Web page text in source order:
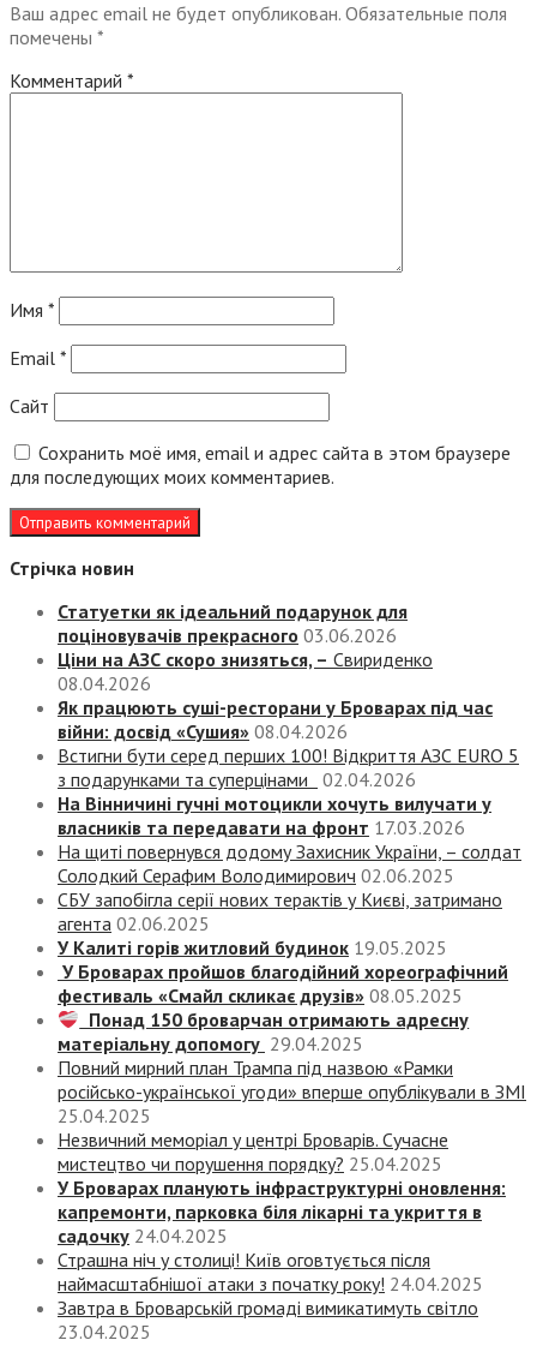
Ваш адрес email не будет опубликован. Обязательные поля
помечены *
Комментарий *
Имя *
Email *
Сайт
Сохранить моё имя, email и адрес сайта в этом браузере
для последующих моих комментариев.
Стрічка новин
Статуетки як ідеальний подарунок для
поціновувачів прекрасного 03.06.2026
Ціни на АЗС скоро знизяться, – Свириденко
08.04.2026
Як працюють суші-ресторани у Броварах під час
війни: досвід «Сушия» 08.04.2026
Встигни бути серед перших 100! Відкриття АЗС EURO 5
з подарунками та суперцінами
02.04.2026
На Вінничині гучні мотоцикли хочуть вилучати у
власників та передавати на фронт 17.03.2026
На щиті повернувся додому Захисник України, – солдат
Солодкий Серафим Володимирович 02.06.2025
СБУ запобігла серії нових терактів у Києві, затримано
агента 02.06.2025
У Калиті горів житловий будинок 19.05.2025
У Броварах пройшов благодійний хореографічний
фестиваль «Смайл скликає друзів» 08.05.2025
Понад 150 броварчан отримають адресну
матеріальну допомогу 29.04.2025
Повний мирний план Трампа під назвою «‎Рамки
російсько-української угоди» вперше опублікували в ЗМІ
25.04.2025
Незвичний меморіал у центрі Броварів. Сучасне
мистецтво чи порушення порядку? 25.04.2025
У Броварах планують інфраструктурні оновлення:
капремонти, парковка біля лікарні та укриття в
садочку 24.04.2025
Страшна ніч у столиці! Київ оговтується після
наймасштабнішої атаки з початку року! 24.04.2025
Завтра в Броварській громаді вимикатимуть світло
23.04.2025